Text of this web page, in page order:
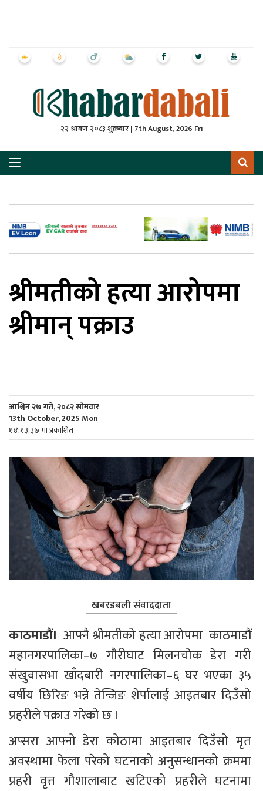
२२ श्रावण २०८३ शुक्रबार | 7th August, 2026 Fri
श्रीमतीको हत्या आरोपमा
श्रीमान् पक्राउ
आश्विन २७ गते, २०८२ सोमवार
13th October, 2025 Mon
१४:१३:३७ मा प्रकाशित
खबरडबली संवाददाता
काठमाडौं। आफ्नै श्रीमतीको हत्या आरोपमा  काठमाडौं
महानगरपालिका–७ गौरीघाट मिलनचोक डेरा गरी
संखुवासभा खाँदबारी नगरपालिका–६ घर भएका ३५
वर्षीय छिरिङ भन्ने तेन्जिङ शेर्पालाई आइतबार दिउँसो
प्रहरीले पक्राउ गरेको छ ।
अप्सरा आफ्नो डेरा कोठामा आइतबार दिउँसो मृत
अवस्थामा फेला परेको घटनाको अनुसन्धानको क्रममा
प्रहरी वृत्त गौशालाबाट खटिएको प्रहरीले घटनामा